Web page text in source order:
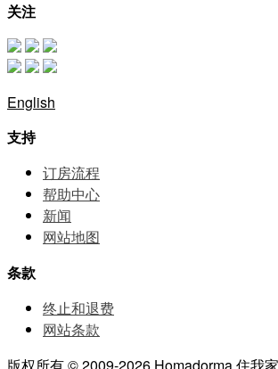
关注
English
支持
订房流程
帮助中⼼
新闻
网站地图
条款
终止和退费
网站条款